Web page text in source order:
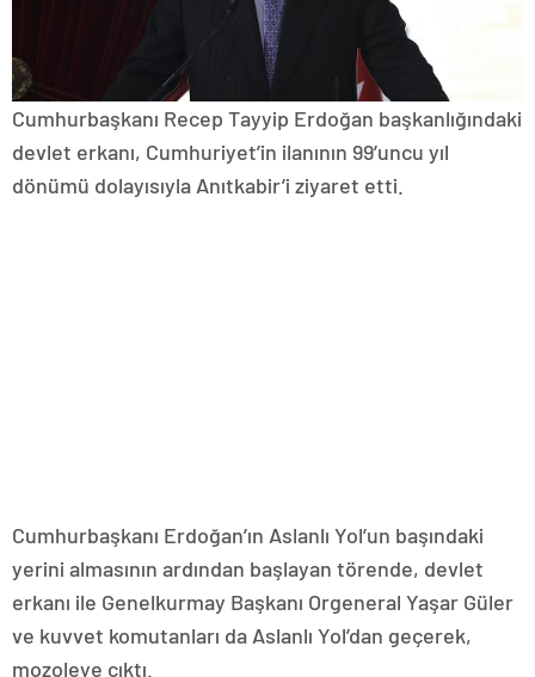
Cumhurbaşkanı Recep Tayyip Erdoğan başkanlığındaki
devlet erkanı, Cumhuriyet’in ilanının 99’uncu yıl
dönümü dolayısıyla Anıtkabir’i ziyaret etti.
Cumhurbaşkanı Erdoğan’ın Aslanlı Yol’un başındaki
yerini almasının ardından başlayan törende, devlet
erkanı ile Genelkurmay Başkanı Orgeneral Yaşar Güler
ve kuvvet komutanları da Aslanlı Yol’dan geçerek,
mozoleye çıktı.